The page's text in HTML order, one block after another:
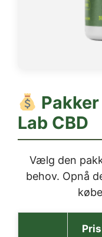
Lab CBD
Vælg den
behov. Opnå
Pris